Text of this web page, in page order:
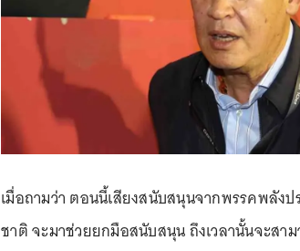
เมื่อถามว่า ตอนนี้เสียงสนับสนุนจากพรรคพลังป
ชาติ จะมาช่วยยกมือสนับสนุน ถึงเวลานั้นจะสา